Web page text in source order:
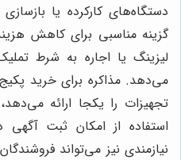
دستگاه‌های کارکرده یا
گزینه مناسبی برای کاهش
لیزینگ یا اجاره به شرط
می‌دهد. مذاکره برای خرید
تجهیزات را یکجا ارائه
استفاده از امکان ثبت
نیازمندی نیز می‌تواند